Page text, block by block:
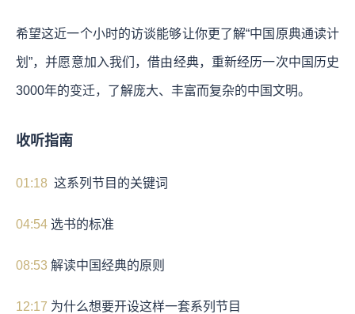
希望这近一个小时的访谈能够让你更了解“中国原典通读计
划”，并愿意加入我们，借由经典，重新经历一次中国历史
3000年的变迁，了解庞大、丰富而复杂的中国文明。
收听指南
01:18 这系列节目的关键词
04:54 选书的标准
08:53 解读中国经典的原则
12:17 为什么想要开设这样一套系列节目